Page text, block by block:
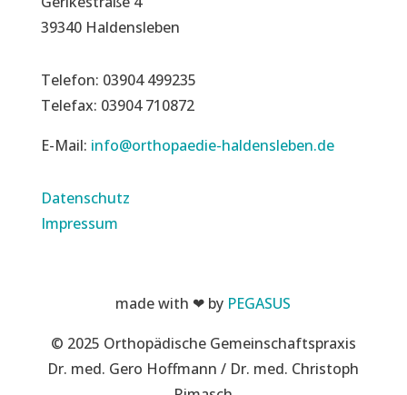
39340 Haldensleben
Telefon: 03904 499235
Telefax: 03904 710872
E-Mail: info@orthopaedie-haldensleben.de
Datenschutz
Impressum
made with ❤ by PEGASUS
© 2025 Orthopädische Gemeinschaftspraxis
Dr. med. Gero Hoffmann / Dr. med. Christoph